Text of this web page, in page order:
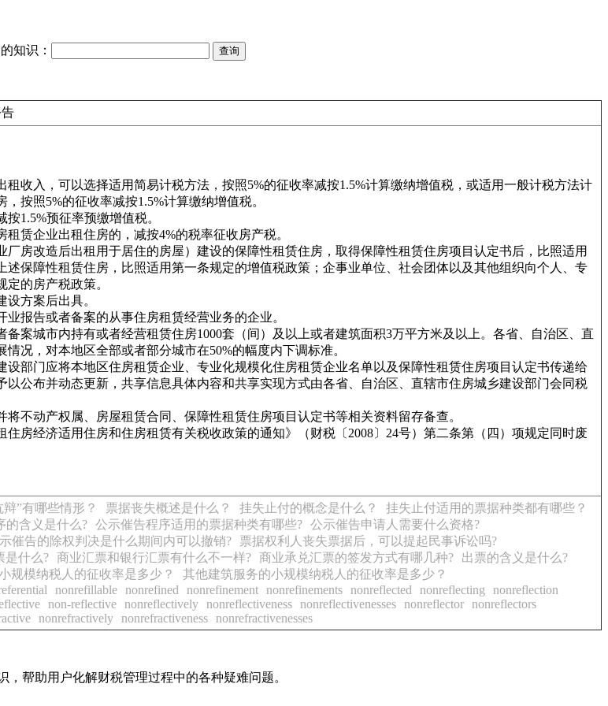
知识：
收入，可以选择适用简易计税方法，按照5%的征收率减按1.5%计算缴纳增值税，或适用一般计税方法计
按照5%的征收率减按1.5%计算缴纳增值税。
1.5%预征率预缴增值税。
赁企业出租住房的，减按4%的税率征收房产税。
房改造后出租用于居住的房屋）建设的保障性租赁住房，取得保障性租赁住房项目认定书后，比照适用
保障性租赁住房，比照适用第一条规定的增值税政策；企事业单位、社会团体以及其他组织向个人、专
的房产税政策。
方案后出具。
报告或者备案的从事住房租赁经营业务的企业。
案城市内持有或者经营租赁住房1000套（间）及以上或者建筑面积3万平方米及以上。各省、自治区、直
况，对本地区全部或者部分城市在50%的幅度内下调标准。
部门应将本地区住房租赁企业、专业化规模化住房租赁企业名单以及保障性租赁住房项目认定书传递给
公布并动态更新，共享信息具体内容和共享实现方式由各省、自治区、直辖市住房城乡建设部门会同税
不动产权属、房屋租赁合同、保障性租赁住房项目认定书等相关资料留存备查。
房经济适用住房和住房租赁有关税收政策的通知》（财税〔2008〕24号）第二条第（四）项规定同时废
”有哪些情形？ 票据丧失概述是什么？ 挂失止付的概念是什么？
挂失止付适用的票据种类都有哪些？
的含义是什么? 公示催告程序适用的票据种类有哪些? 公示催告申请人需要什么资格?
催告的除权判决是什么期间内可以撤销?
票据权利人丧失票据后，可以提起民事诉讼吗?
是什么? 商业汇票和银行汇票有什么不一样? 商业承兑汇票的签发方式有哪几种?
出票的含义是什么?
规模纳税人的征收率是多少？
其他建筑服务的小规模纳税人的征收率是多少？
nonrefillable nonrefined nonrefinement nonrefinements nonreflected nonreflecting
nonreflection
non-reflective nonreflectively nonreflectiveness nonreflectivenesses nonreflector
nonreflectors
nonrefractively nonrefractiveness nonrefractivenesses
帮助用户化解财税管理过程中的各种疑难问题。